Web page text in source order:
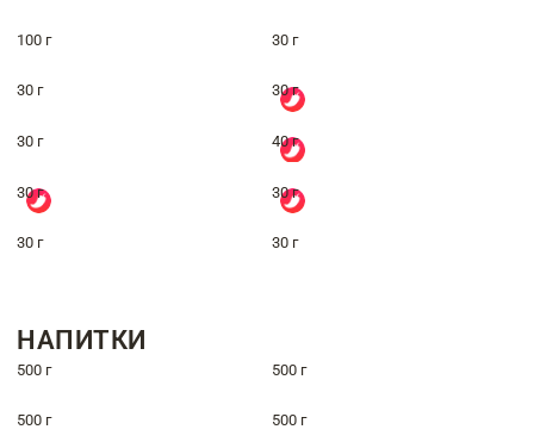
100 г 30 г
30 г 30 г
30 г 40 г
30 г 30 г
30 г 30 г
НАПИТКИ
500 г 500 г
500 г 500 г